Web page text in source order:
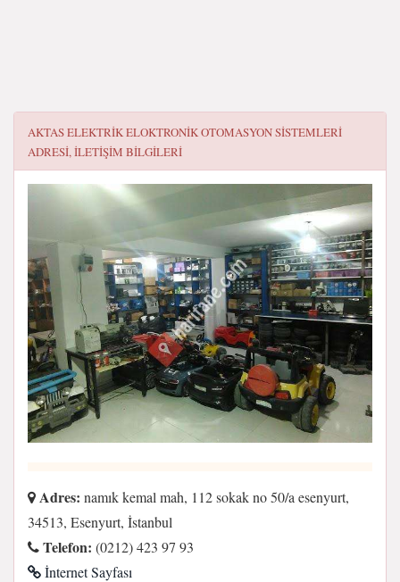
AKTAS ELEKTRIK ELOKTRONIK OTOMASYON SISTEMLERI
ADRESI, ILETIŞIM BILGILERI
Adres: namık kemal mah, 112 sokak no 50/a esenyurt,
34513, Esenyurt, İstanbul
Telefon: (0212) 423 97 93
İnternet Sayfası